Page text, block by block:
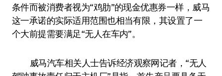
条件而被消费者视为“鸡肋”的现金优惠券一样，威马
这一承诺的实际适用范围也相当有限，其设置了一
个大前提需要满足“无人在车内”。
威马汽车相关人士告诉经济观察网记者，“无人